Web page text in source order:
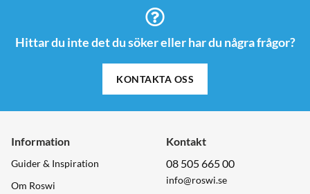
Hittar du inte det du söker eller har du några frågor?
KONTAKTA OSS
Information
Guider & Inspiration
Om Roswi
Kontakt
08 505 665 00
info@roswi.se